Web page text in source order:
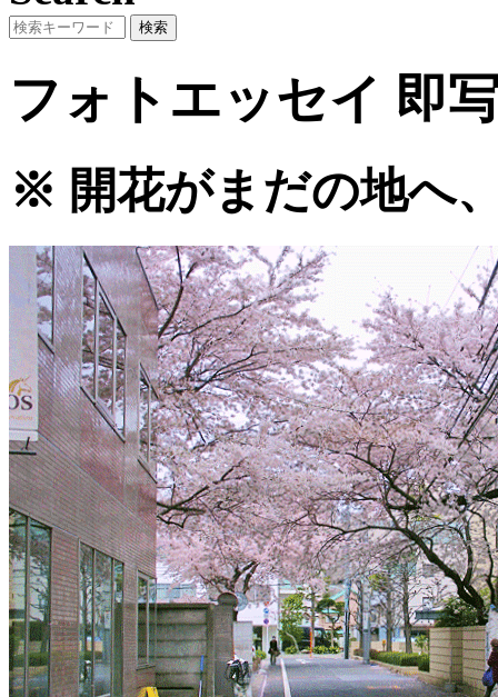
フォトエッセイ 即
※ 開花がまだの地へ